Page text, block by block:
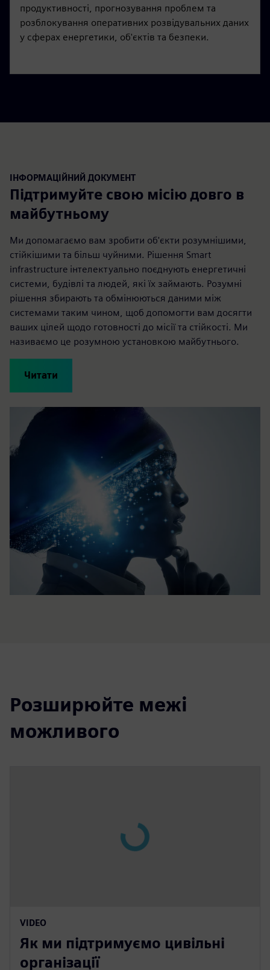
продуктивності, прогнозування проблем та
розблокування оперативних розвідувальних даних
у сферах енергетики, об'єктів та безпеки.
ІНФОРМАЦІЙНИЙ ДОКУМЕНТ
Підтримуйте свою місію довго в
майбутньому
Ми допомагаємо вам зробити об'єкти розумнішими,
стійкішими та більш чуйними. Рішення Smart
infrastructure інтелектуально поєднують енергетичні
системи, будівлі та людей, які їх займають. Розумні
рішення збирають та обмінюються даними між
системами таким чином, щоб допомогти вам досягти
ваших цілей щодо готовності до місії та стійкості. Ми
називаємо це розумною установкою майбутнього.
Читати
Розширюйте межі
можливого
VIDEO
Як ми підтримуємо цивільні
організації